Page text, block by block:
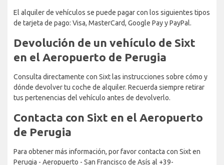
El alquiler de vehículos se puede pagar con los siguientes tipos
de tarjeta de pago: Visa, MasterCard, Google Pay y PayPal.
Devolución de un vehículo de Sixt
en el Aeropuerto de Perugia
Consulta directamente con Sixt las instrucciones sobre cómo y
dónde devolver tu coche de alquiler. Recuerda siempre retirar
tus pertenencias del vehículo antes de devolverlo.
Contacta con Sixt en el Aeropuerto
de Perugia
Para obtener más información, por favor contacta con Sixt en
Perugia - Aeropuerto - San Francisco de Asís al +39-